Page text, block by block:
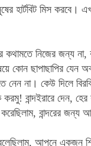
হার্টবিট মিস করবে।
কথামতে নিজের জন্য
কোন ছাপাছাপির যেন
নেন না। কেউ দিলে
বান্দইরারে দেন, হের
বান্দরের জন্য
আপনে একজন